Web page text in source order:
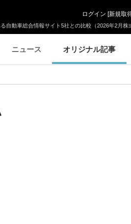
自動車総合情報サイト5社との比較（2026年2月株
ログイン [新規取
ニュース オリジナル記事